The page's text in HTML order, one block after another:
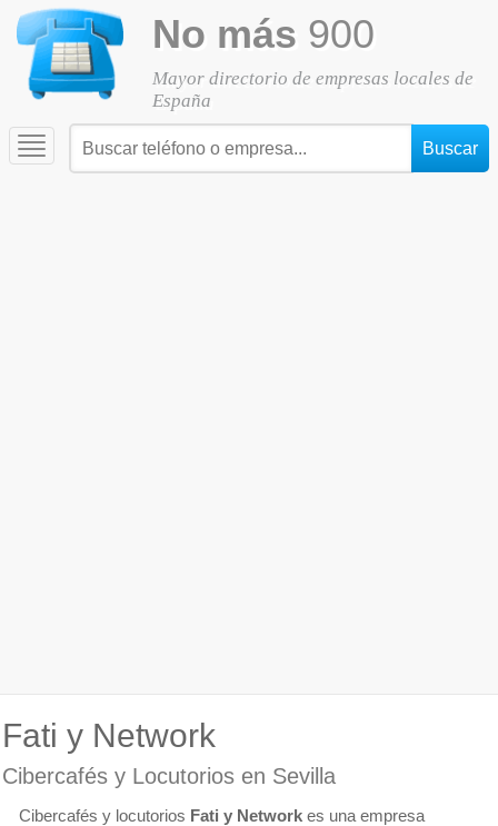
No más 900
Mayor directorio de empresas locales de
España
Toggle
navigation
Fati y Network
Cibercafés y Locutorios en Sevilla
Cibercafés y locutorios Fati y Network es una empresa